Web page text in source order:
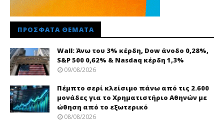
ΠΡΌΣΦΑΤΑ ΘΈΜΑΤΑ
Wall: Άνω του 3% κέρδη, Dow άνοδο 0,28%,
S&P 500 0,62% & Nasdaq κέρδη 1,3%
09/08/2026
Πέμπτο σερί κλείσιμο πάνω από τις 2.600
μονάδες για το Χρηματιστήριο Αθηνών με
ώθηση από το εξωτερικό
08/08/2026